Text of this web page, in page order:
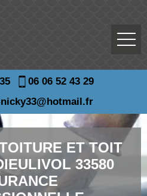
06 06 52 43 29
ET TOIT
33580